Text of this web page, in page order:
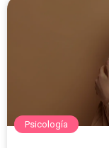
Psicología